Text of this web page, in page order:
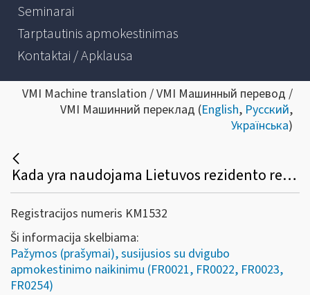
Seminarai
Tarptautinis apmokestinimas
Kontaktai / Apklausa
VMI Machine translation / VMI Машинный перевод /
VMI Машинний переклад (English, Русский,
Українська)
Kada yra naudojama Lietuvos rezidento rezidavimo vietą patvirtinanti pažyma (DAS-4) ir kokia jos išdavimo tvarka?
Registracijos numeris KM1532
Ši informacija skelbiama:
Pažymos (prašymai), susijusios su dvigubo
apmokestinimo naikinimu (FR0021, FR0022, FR0023,
FR0254)